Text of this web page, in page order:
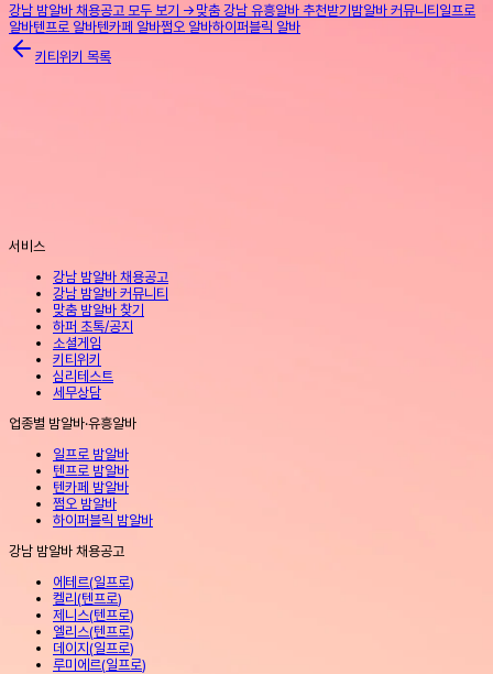
강남 밤알바 채용공고 모두 보기 → 맞춤 강남 유흥알바 추천받기밤알바 커뮤니티일프로
알바텐프로 알바텐카페 알바쩜오 알바하이퍼블릭 알바
키티위키 목록
서비스
강남 밤알바 채용공고
강남 밤알바 커뮤니티
맞춤 밤알바 찾기
하퍼 초톡/공지
소셜게임
키티위키
심리테스트
세무상담
업종별 밤알바·유흥알바
일프로 밤알바
텐프로 밤알바
텐카페 밤알바
쩜오 밤알바
하이퍼블릭 밤알바
강남 밤알바 채용공고
에테르(일프로)
켈리(텐프로)
제니스(텐프로)
엘리스(텐프로)
데이지(일프로)
루미에르(일프로)